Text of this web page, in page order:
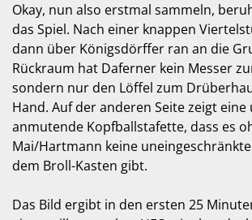
Okay, nun also erstmal sammeln,
das Spiel. Nach einer knappen
dann über Königsdörffer ran an die
Rückraum hat Daferner kein Messer
sondern nur den Löffel zum
Hand. Auf der anderen Seite zeigt eine
anmutende Kopfballstafette, dass es
Mai/Hartmann keine
dem Broll-Kasten gibt.
Das Bild ergibt in den ersten 25